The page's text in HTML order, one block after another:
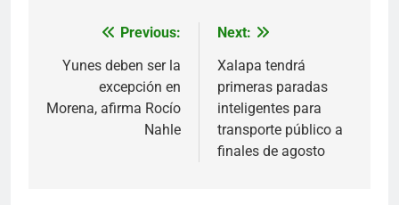
Navegación
de
entradas
Previous:
Yunes deben ser la
excepción en
Morena, afirma Rocío
Nahle
Next:
Xalapa tendrá
primeras paradas
inteligentes para
transporte público a
finales de agosto